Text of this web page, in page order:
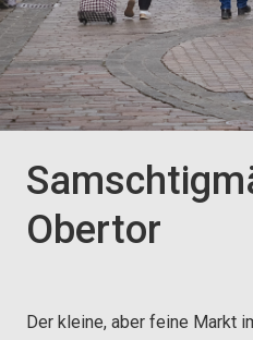
Obertor
Der kleine, aber feine Markt